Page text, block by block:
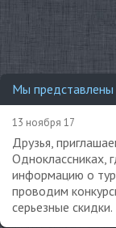
Мы представлены
13 ноября 17
Друзья,
Одноклассниках,
информацию о
проводим
серьезные скидки.